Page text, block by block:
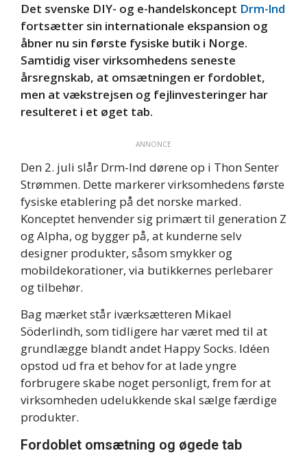
Det svenske DIY- og e-handelskoncept Drm-lnd
fortsætter sin internationale ekspansion og
åbner nu sin første fysiske butik i Norge.
Samtidig viser virksomhedens seneste
årsregnskab, at omsætningen er fordoblet,
men at vækstrejsen og fejlinvesteringer har
resulteret i et øget tab.
ANNONCE
Den 2. juli slår Drm-lnd dørene op i Thon Senter
Strømmen. Dette markerer virksomhedens første
fysiske etablering på det norske marked.
Konceptet henvender sig primært til generation Z
og Alpha, og bygger på, at kunderne selv
designer produkter, såsom smykker og
mobildekorationer, via butikkernes perlebarer
og tilbehør.
Bag mærket står iværksætteren Mikael
Söderlindh, som tidligere har været med til at
grundlægge blandt andet Happy Socks. Idéen
opstod ud fra et behov for at lade yngre
forbrugere skabe noget personligt, frem for at
virksomheden udelukkende skal sælge færdige
produkter.
Fordoblet omsætning og øgede tab